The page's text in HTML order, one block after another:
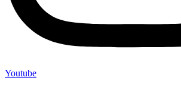
Youtube